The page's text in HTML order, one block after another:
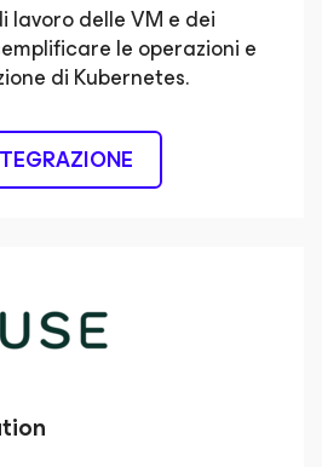
lavoro delle VM e dei
le operazioni e
di Kubernetes.